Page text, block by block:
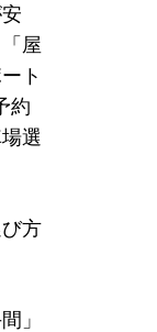
屋
ト
約
選
方
」